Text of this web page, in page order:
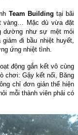
Team Building tại bãi
vàng… Mặc dù vừa đặt
dường như sự mệt mỏi
đi bầu nhiệt huyết,
ứng nhiệt tình.
động gắn kết vô cùng
chơi: Gậy kết nối, Băng
chỉ đơn giản thể hiện
mỗi thành viên phải có